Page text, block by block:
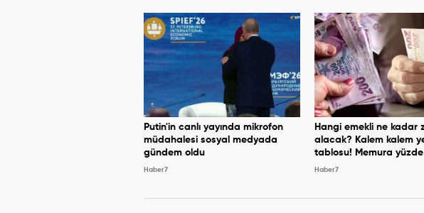
Putin'in canlı yayında mikrofon
müdahalesi sosyal medyada
gündem oldu
Haber7
Hangi emekli ne kadar
alacak? Kalem kalem
tablosu! Memura
Haber7